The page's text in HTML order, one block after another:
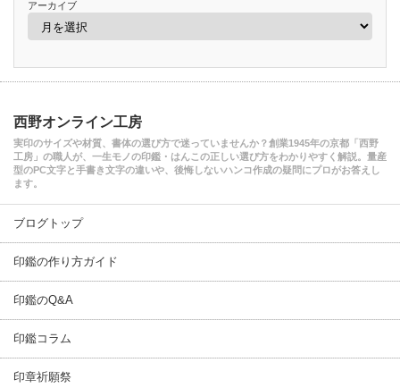
アーカイブ
西野オンライン工房
実印のサイズや材質、書体の選び方で迷っていませんか？創業1945年の京都「西野
工房」の職人が、一生モノの印鑑・はんこの正しい選び方をわかりやすく解説。量産
型のPC文字と手書き文字の違いや、後悔しないハンコ作成の疑問にプロがお答えし
ます。
ブログトップ
印鑑の作り方ガイド
印鑑のQ&A
印鑑コラム
印章祈願祭